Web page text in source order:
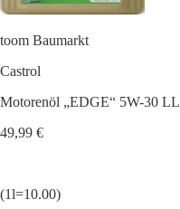
toom Baumarkt
Castrol
Motorenöl „EDGE“ 5W-30 LL
49,99 €
(1l=10.00)